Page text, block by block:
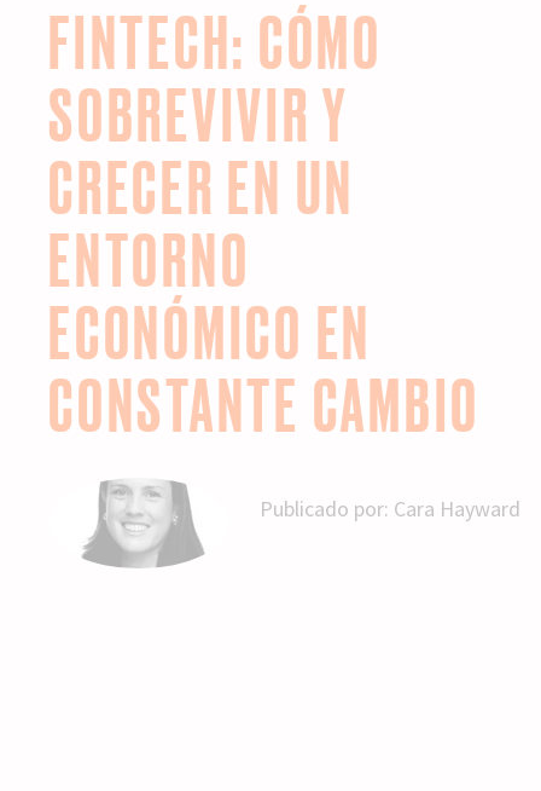
FINTECH: CÓMO
SOBREVIVIR Y
CRECER EN UN
ENTORNO
ECONÓMICO EN
CONSTANTE CAMBIO
Publicado por: Cara Hayward